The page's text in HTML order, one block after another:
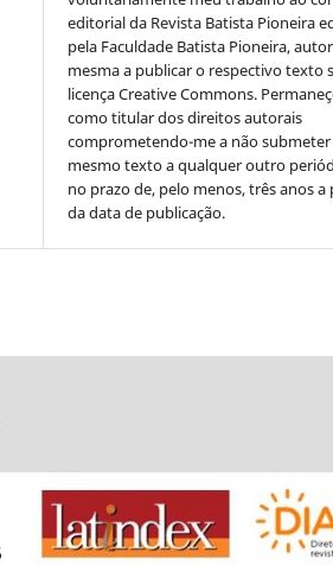
editorial da Revista Batista Pioneira
pela Faculdade Batista Pioneira,
mesma a publicar o respectivo texto
licença Creative Commons.
como titular dos direitos autorais
comprometendo-me a não
mesmo texto a qualquer outro
no prazo de, pelo menos, três anos a
da data de publicação.